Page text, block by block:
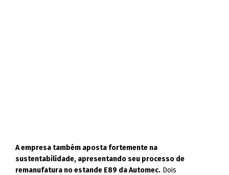
A empresa também aposta fortemente na
sustentabilidade, apresentando seu processo de
remanufatura no estande E89 da Automec. Dois